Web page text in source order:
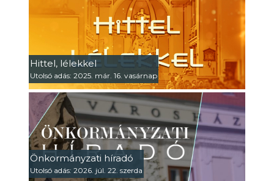
Hittel, lélekkel
Utolsó adás: 2025. már. 16. vasárnap
Önkormányzati híradó
Utolsó adás: 2026. júl. 22. szerda